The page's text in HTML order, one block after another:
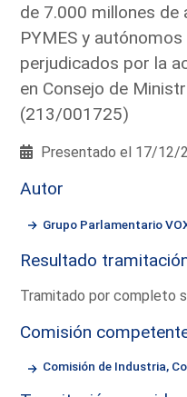
de 7.000 millones de
PYMES y
perjudicados por la
en Consejo de
(213/001725)
Presentado el 17/12/
Autor
Grupo Parlamentario
Resultado
Tramitado por completo
Comisión
Comisión de Industria,